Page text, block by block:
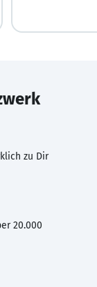
zu Dir
20.000